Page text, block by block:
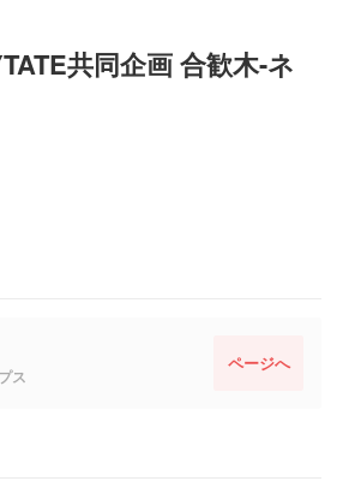
共同企画 合歓木-ネ
ス
ページへ